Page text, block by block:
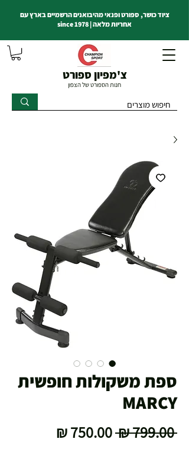
צ'מפיון ספורט
חנות הספורט של הצפון
ציוד כושר, ספורט ופנאי מהיבואנים הרשמיים בארץ עם
אחריות מלאה | since 1978
ספת משקולות חופשית
MARCY
‏799.00 ‏₪
מחיר